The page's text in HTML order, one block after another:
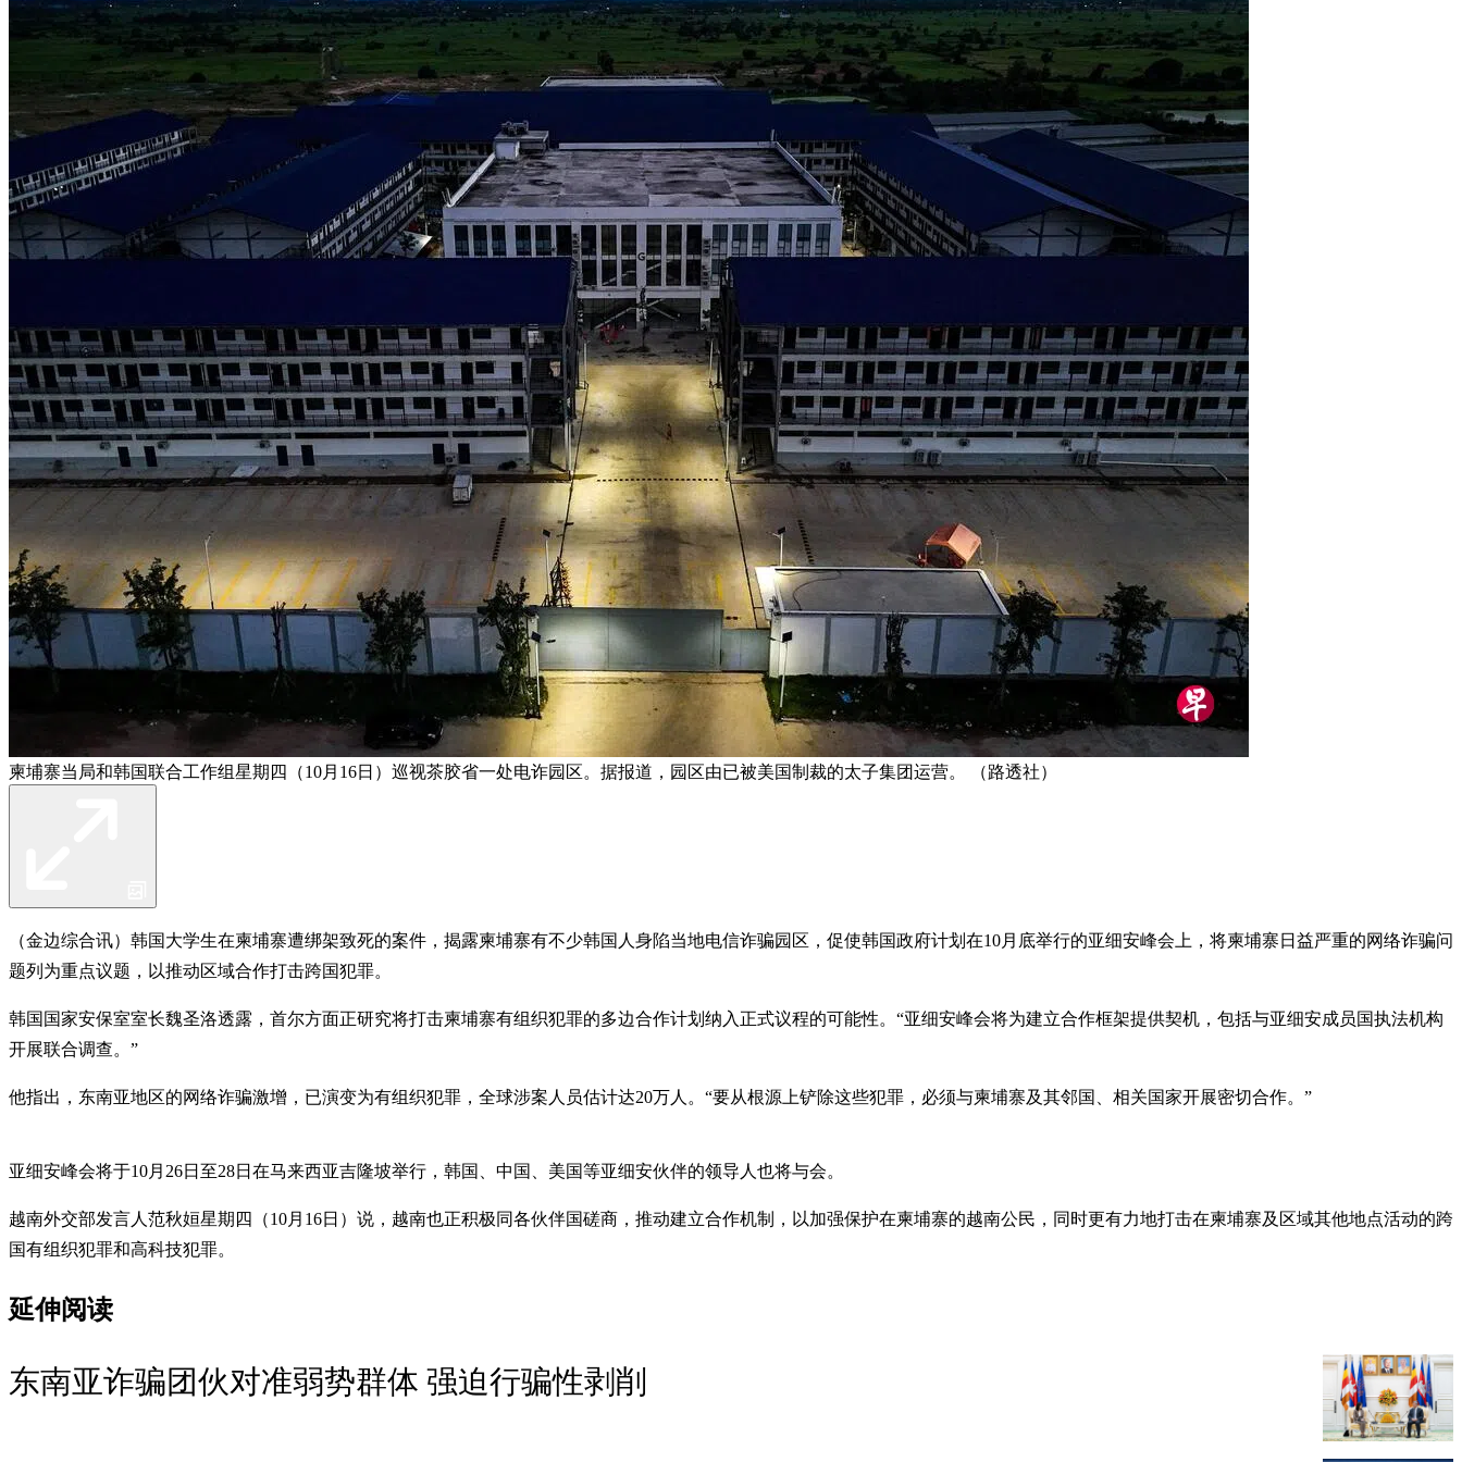
柬埔寨当局和韩国联合工作组星期四（10月16日）巡视茶胶省一处电诈园区。据报道，园区由已被美国制裁的太子集团运营。 （路透社）
（金边综合讯）韩国大学生在柬埔寨遭绑架致死的案件，揭露柬埔寨有不少韩国人身陷当地电信诈骗园区，促使韩国政府计划在10月底举行的亚细安峰会上，将柬埔寨日益严重的网络诈骗问
题列为重点议题，以推动区域合作打击跨国犯罪。
韩国国家安保室室长魏圣洛透露，首尔方面正研究将打击柬埔寨有组织犯罪的多边合作计划纳入正式议程的可能性。“亚细安峰会将为建立合作框架提供契机，包括与亚细安成员国执法机构
开展联合调查。”
他指出，东南亚地区的网络诈骗激增，已演变为有组织犯罪，全球涉案人员估计达20万人。“要从根源上铲除这些犯罪，必须与柬埔寨及其邻国、相关国家开展密切合作。”
亚细安峰会将于10月26日至28日在马来西亚吉隆坡举行，韩国、中国、美国等亚细安伙伴的领导人也将与会。
越南外交部发言人范秋姮星期四（10月16日）说，越南也正积极同各伙伴国磋商，推动建立合作机制，以加强保护在柬埔寨的越南公民，同时更有力地打击在柬埔寨及区域其他地点活动的跨
国有组织犯罪和高科技犯罪。
延伸阅读
东南亚诈骗团伙对准弱势群体 强迫行骗性剥削